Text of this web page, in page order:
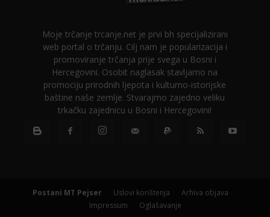
Moje trčanje trcanje.net je prvi bh specijalizirani
web portal o trčanju. Cilj nam je popularizacija i
promoviranje trčanja prije svega u Bosni i
Hercegovini. Osobit naglasak stavljamo na
promociju prirodnih ljepota i kulturno-istorijske
baštine naše zemlje. Stvarajmo zajedno veliku
trkačku zajednicu u Bosni i Hercegovini!
Postani MT Pejser Uslovi korištenja
Arhiva objava
Impressum
Oglašavanje